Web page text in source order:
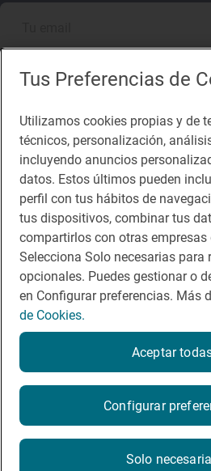
Descárgate la App
App Store
Guía Repsol
Comer
Viajar
Dormir
Sala
Política de privacidad Política de
Condiciones del servicio
Tus Preferencias de
Utilizamos cookies propias y de
técnicos, personalización,
incluyendo anuncios
datos. Estos últimos pueden
perfil con tus hábitos de
tus dispositivos, combinar tus
compartirlos con otras empresas
Selecciona Solo necesarias para
opcionales. Puedes gestionar o
en Configurar preferencias. Más
de Cookies.
Configurar
Solo
Aceptar